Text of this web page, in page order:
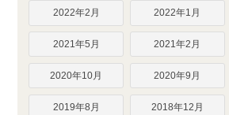
2022年2月 2022年1月
2021年5月 2021年2月
2020年10月 2020年9月
2019年8月 2018年12月